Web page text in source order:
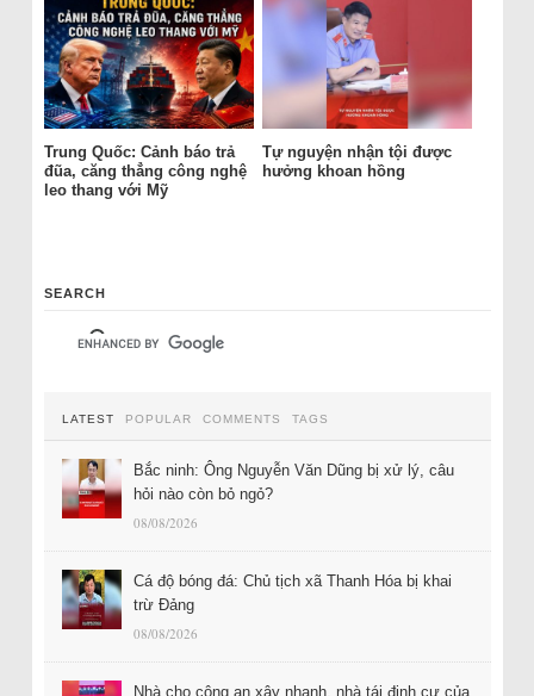
Trung Quốc: Cảnh báo trả
đũa, căng thẳng công nghệ
leo thang với Mỹ
Tự nguyện nhận tội được
hưởng khoan hồng
SEARCH
LATEST POPULAR COMMENTS TAGS
Bắc ninh: Ông Nguyễn Văn Dũng bị xử lý, câu
hỏi nào còn bỏ ngỏ?
08/08/2026
Cá độ bóng đá: Chủ tịch xã Thanh Hóa bị khai
trừ Đảng
08/08/2026
Nhà cho công an xây nhanh, nhà tái định cư của